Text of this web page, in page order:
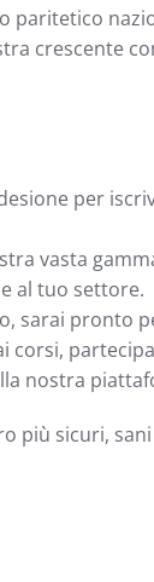
paritetico
crescente
per
vasta
al tuo settore.
sarai pronto
corsi,
nostra
più sicuri,